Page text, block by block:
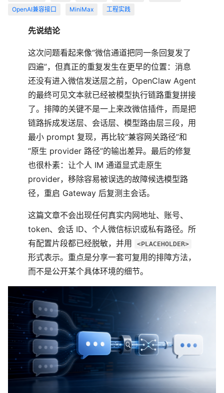
OpenAI兼容接口
MiniMax 工程实践
先说结论
这次问题看起来像“微信通道把同一条回复发了
四遍”，但真正的重复发生在更早的位置：消息
还没有进入微信发送层之前，OpenClaw Agent
的最终可见文本就已经被模型执行链路重复拼接
了。排障的关键不是一上来改微信插件，而是把
链路拆成发送层、会话层、模型路由层三段，用
最小 prompt 复现，再比较“兼容网关路径”和
“原生 provider 路径”的输出差异。最后的修复
也很朴素：让个人 IM 通道显式走原生
provider，移除容易被误选的故障候选模型路
径，重启 Gateway 后复测主会话。
这篇文章不会出现任何真实内网地址、账号、
token、会话 ID、个人微信标识或私有路径。所
有配置片段都已经脱敏，并用
<PLACEHOLDER>
形式表示。重点是分享一套可复用的排障方法，
而不是公开某个具体环境的细节。